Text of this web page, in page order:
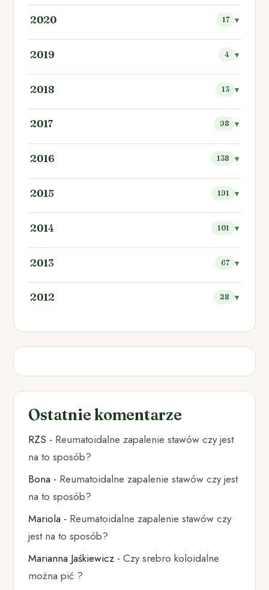
2020 17
2019 4
2018 13
2017 98
2016 138
2015 191
2014 101
2013 67
2012 28
Ostatnie komentarze
RZS - Reumatoidalne zapalenie stawów czy jest
na to sposób?
Bona - Reumatoidalne zapalenie stawów czy jest
na to sposób?
Mariola - Reumatoidalne zapalenie stawów czy
jest na to sposób?
Marianna Jaśkiewicz -Czy srebro koloidalne
można pić ?